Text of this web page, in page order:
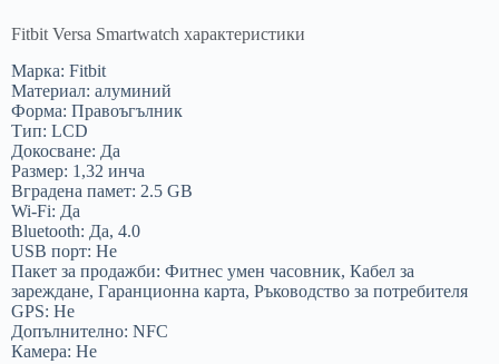
Fitbit Versa Smartwatch характеристики
Марка: Fitbit
Материал: алуминий
Форма: Правоъгълник
Тип: LCD
Докосване: Да
Размер: 1,32 инча
Вградена памет: 2.5 GB
Wi-Fi: Да
Bluetooth: Да, 4.0
USB порт: Не
Пакет за продажби: Фитнес умен часовник, Кабел за
зареждане, Гаранционна карта, Ръководство за потребителя
GPS: Не
Допълнително: NFC
Камера: Не